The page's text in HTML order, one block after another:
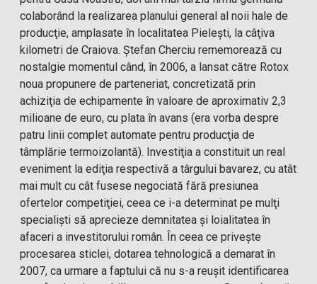
colaborând la realizarea planului general al noii hale de
producţie, amplasate în localitatea Pieleşti, la câţiva
kilometri de Craiova. Ştefan Cherciu rememorează cu
nostalgie momentul când, în 2006, a lansat către Rotox
noua propunere de parteneriat, concretizată prin
achiziţia de echipamente în valoare de aproximativ 2,3
milioane de euro, cu plata în avans (era vorba despre
patru linii complet automate pentru producţia de
tâmplărie termoizolantă). Investiţia a constituit un real
eveniment la ediţia respectivă a târgului bavarez, cu atât
mai mult cu cât fusese negociată fără presiunea
ofertelor competiţiei, ceea ce i-a determinat pe mulţi
specialişti să aprecieze demnitatea şi loialitatea în
afaceri a investitorului român. În ceea ce priveşte
procesarea sticlei, dotarea tehnologică a demarat în
2007, ca urmare a faptului că nu s-a reuşit identificarea